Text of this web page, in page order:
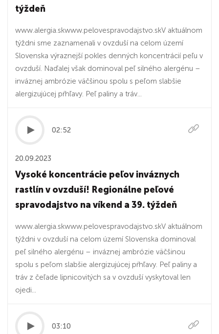
týždeň
www.alergia.skwww.pelovespravodajstvo.skV aktuálnom
týždni sme zaznamenali v ovzduší na celom území
Slovenska výraznejší pokles denných koncentrácií peľu v
ovzduší. Naďalej však dominoval peľ silného alergénu –
inváznej ambrózie väčšinou spolu s peľom slabšie
alergizujúcej pŕhľavy. Peľ paliny a tráv...
02:52
20.09.2023
Vysoké koncentrácie peľov inváznych
rastlín v ovzduší! Regionálne peľové
spravodajstvo na víkend a 39. týždeň
www.alergia.skwww.pelovespravodajstvo.skV aktuálnom
týždni v ovzduší na celom území Slovenska dominoval
peľ silného alergénu – inváznej ambrózie väčšinou
spolu s peľom slabšie alergizujúcej pŕhľavy. Peľ paliny a
tráv z čeľade lipnicovitých sa v ovzduší vyskytoval len
ojedi...
03:10